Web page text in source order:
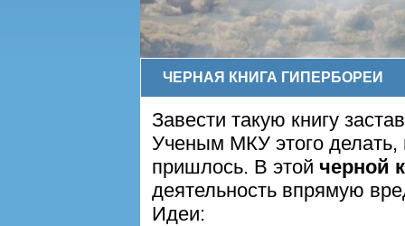
ЧЕРНАЯ КНИГА ГИПЕРБОРЕИ
Завести такую книгу
Ученым МКУ этого делать,
пришлось. В этой черной
деятельность впрямую
Идеи: